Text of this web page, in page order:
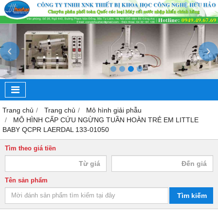
‹ ›
Trang chủ Trang chủ
Mô hình giải phẫu
MÔ HÌNH CẤP CỨU NGỪNG TUẦN HOÀN TRẺ EM LITTLE
BABY QCPR LAERDAL 133-01050
Tìm theo giá tiền
Tên sản phẩm
Tìm kiếm